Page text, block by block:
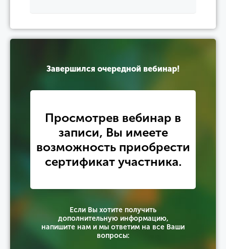
Завершился очередной вебинар!
Просмотрев вебинар в
записи, Вы имеете
возможность приобрести
сертификат участника.
Если Вы хотите получить
дополнительную информацию,
напишите нам и мы ответим на все Ваши
вопросы: